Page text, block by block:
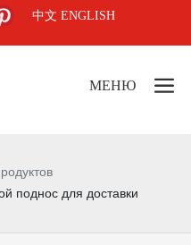
中文 ENGLISH
МЕНЮ
поднос для доставки